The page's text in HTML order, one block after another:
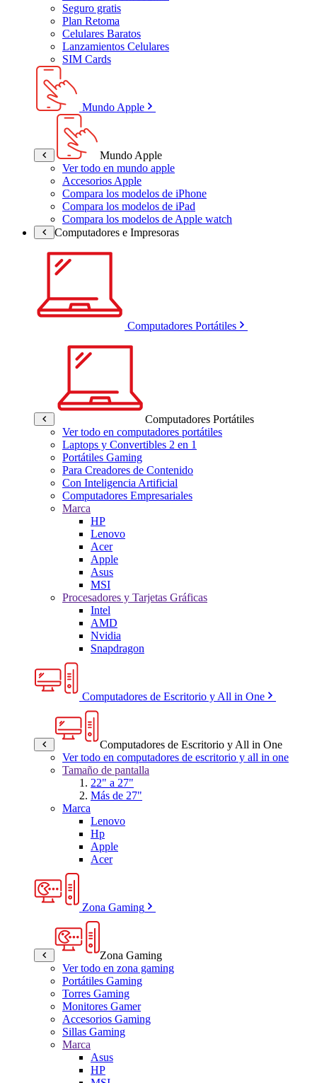
Seguro gratis
Plan Retoma
Celulares Baratos
Lanzamientos Celulares
SIM Cards
Mundo Apple
Mundo Apple
Ver todo en mundo apple
Accesorios Apple
Compara los modelos de iPhone
Compara los modelos de iPad
Compara los modelos de Apple watch
Computadores e Impresoras
Computadores Portátiles
Computadores Portátiles
Ver todo en computadores portátiles
Laptops y Convertibles 2 en 1
Portátiles Gaming
Para Creadores de Contenido
Con Inteligencia Artificial
Computadores Empresariales
Marca
HP
Lenovo
Acer
Apple
Asus
MSI
Procesadores y Tarjetas Gráficas
Intel
AMD
Nvidia
Snapdragon
Computadores de Escritorio y All in One
Computadores de Escritorio y All in One
Ver todo en computadores de escritorio y all in one
Tamaño de pantalla
22" a 27"
Más de 27"
Marca
Lenovo
Hp
Apple
Acer
Zona Gaming
Zona Gaming
Ver todo en zona gaming
Portátiles Gaming
Torres Gaming
Monitores Gamer
Accesorios Gaming
Sillas Gaming
Marca
Asus
HP